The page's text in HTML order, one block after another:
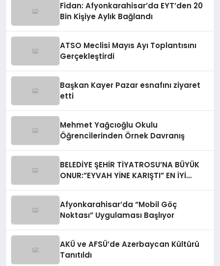
Fidan: Afyonkarahisar’da EYT’den 20
Bin Kişiye Aylık Bağlandı
ATSO Meclisi Mayıs Ayı Toplantısını
Gerçekleştirdi
Başkan Kayer Pazar esnafını ziyaret
etti
Mehmet Yağcıoğlu Okulu
Öğrencilerinden Örnek Davranış
BELEDİYE ŞEHİR TİYATROSU’NA BÜYÜK
ONUR:”EYVAH YİNE KARIŞTI” EN İYİ
Afyonkarahisar’da “Mobil Göç
Noktası” Uygulaması Başlıyor
AKÜ ve AFSÜ’de Azerbaycan Kültürü
Tanıtıldı